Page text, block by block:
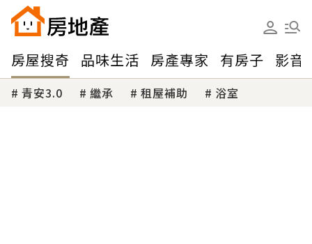
房屋搜奇 品味生活 房產專家 有房子 影音
青安3.0 繼承 租屋補助 浴室